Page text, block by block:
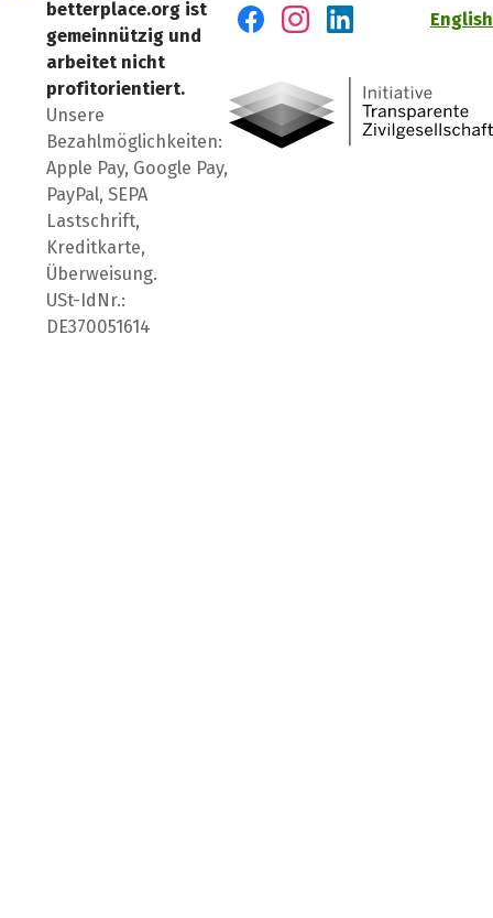
betterplace.org ist
gemeinnützig und
arbeitet nicht
profitorientiert.
Unsere
Bezahlmöglichkeiten:
Apple Pay, Google Pay,
PayPal, SEPA
Lastschrift,
Kreditkarte,
Überweisung.
USt-IdNr.:
DE370051614
English